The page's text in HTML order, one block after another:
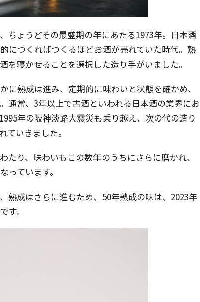
ちょうどその最盛期の年にあたる1973年。日本酒
につくればつくるほどお酒が売れていた時代。熟
を寝かせることを選択した造り手がいました。
に熟成は進み、定期的に味わいと状態を確かめ、
通常、3年以上で古酒といわれる日本酒の業界にお
年の阪神淡路大震災も乗り越え、次の代の造り
ていきました。
たり、味わいもこの数年のうちにさらに磨かれ、
っています。
熟成はさらに進むため、50年熟成の味は、2023年
す。